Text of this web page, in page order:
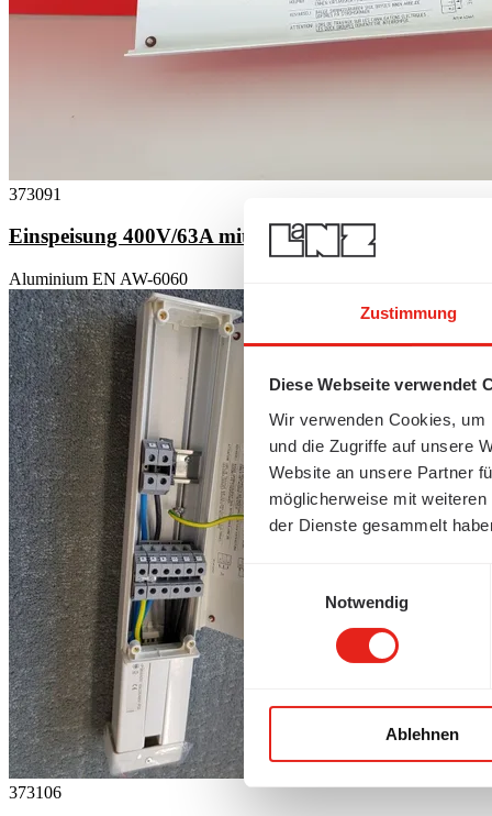
Zustimmung
Diese Webseite verwendet
Wir verwenden Cookies,
und die Zugriffe auf unsere
Website an unsere Partner
möglicherweise mit
der Dienste gesammelt
Einwilligungsauswahl
Notwendig
Ablehnen
373091
Einspeisung 400V/63A mitte, weiss
Aluminium EN AW-6060
373106